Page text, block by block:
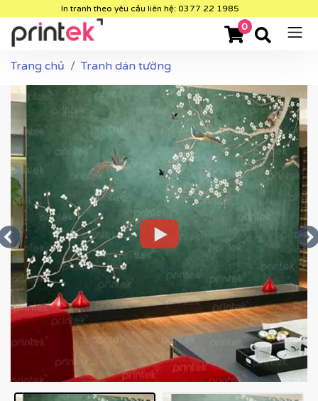
In tranh theo yêu cầu liên hệ: 0377 22 1985
0
Trang chủ Tranh dán tường